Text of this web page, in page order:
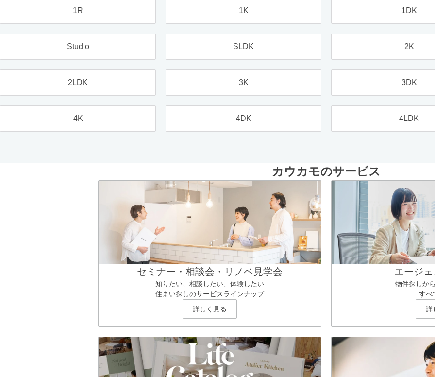
1R 1K 1DK
Studio SLDK 2K
2LDK 3K 3DK
4K 4DK 4LDK
カウカモのサービス
セミナー・相談会・リノベ見学会
知りたい、相談したい、体験したい
住まい探しのサービスラインナップ
詳しく見る
エージ
物件探しか
すべ
詳